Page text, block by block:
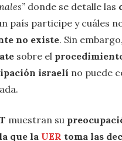
donde se detalle las
país participe y cuáles
no existe. Sin
sobre el
israelí no puede
muestran su
que la UER toma las